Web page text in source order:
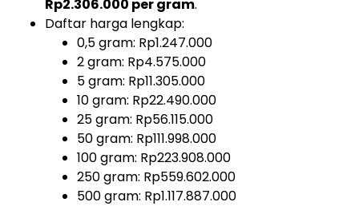
Rp2.306.000 per gram.
Daftar harga lengkap:
0,5 gram: Rp1.247.000
2 gram: Rp4.575.000
5 gram: Rp11.305.000
10 gram: Rp22.490.000
25 gram: Rp56.115.000
50 gram: Rp111.998.000
100 gram: Rp223.908.000
250 gram: Rp559.602.000
500 gram: Rp1.117.887.000